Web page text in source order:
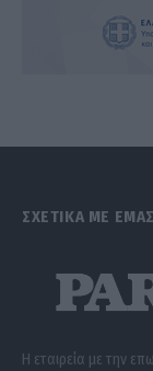
ΣΧΕΤΙΚΑ ΜΕ ΕΜΑΣ
Η εταιρεία με την